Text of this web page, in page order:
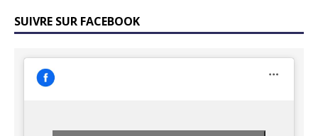
SUIVRE SUR FACEBOOK